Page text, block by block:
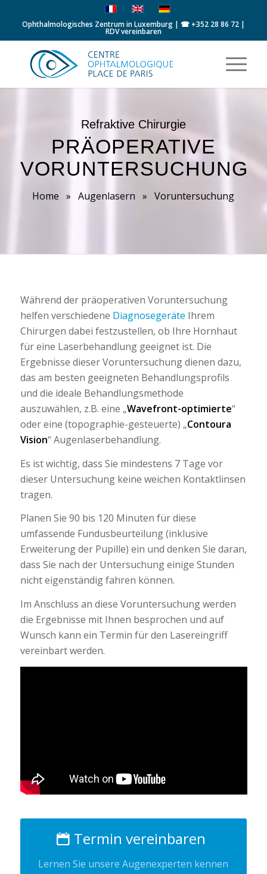
Ophthalmologisches Zentrum in Luxemburg | ☎ +352 28 86 72|
RDV vereinbaren
Refraktive Chirurgie
PRÄOPERATIVE
VORUNTERSUCHUNG
Home »Augenlasern »Voruntersuchung
Während der präoperativen Voruntersuchung
helfen verschiedene Diagnosegeräte Ihrem
Chirurgen dabei festzustellen, ob Ihre Hornhaut
für eine Laserbehandlung geeignet ist. Die
Ergebnisse dieser Voruntersuchung dienen dazu,
das am besten geeigneten Behandlungsprofils
und die ideale Behandlungsmethode
auszuwählen, z.B. eine „Wavefront-optimierte“
oder eine (topographie-gesteuerte) „Contoura
Vision“ Augenlaserbehandlung.
Es ist wichtig, dass Sie mindestens 7 Tage vor
dieser Untersuchung keine weichen Kontaktlinsen
tragen.
Planen Sie 90 bis 120 Minuten für diese
umfassende Fundusbeurteilung (inklusive
Erweiterung der Pupille) ein und denken Sie daran,
dass Sie nach der Untersuchung einige Stunden
nicht eigenständig fahren können.
Im Anschluss an diese Voruntersuchung werden
die Ergebnisse mit Ihnen besprochen und auf
Wunsch kann ein Termin für den Lasereingriff
vereinbart werden.
Termin vereinbaren
Lernen Sie unsere Augenexperten kennen